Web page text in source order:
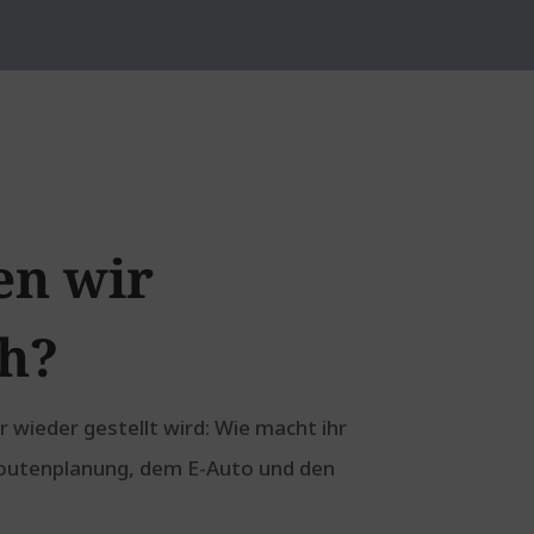
wir
wieder gestellt wird: Wie macht ihr
dem E-Auto und den